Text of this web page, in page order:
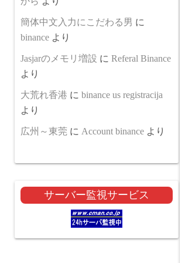
簡体中文入力にこだわる男 に
binance より
Jasjarのメモリ増設 に Referal Binance
より
大荒れ香港 に binance us registracija
より
広州～東莞 に Account binance より
サーバー監視サービス